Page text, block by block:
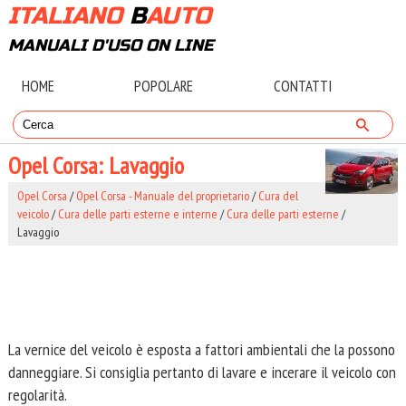
ITALIANOBAUTO
MANUALI D'USO ON LINE
HOME POPOLARE CONTATTI
Opel Corsa: Lavaggio
Opel Corsa /Opel Corsa - Manuale del proprietario/Cura del
veicolo/Cura delle parti esterne e interne /Cura delle parti esterne /
Lavaggio
La vernice del veicolo è esposta a fattori ambientali che la possono
danneggiare. Si consiglia pertanto di lavare e incerare il veicolo con
regolarità.